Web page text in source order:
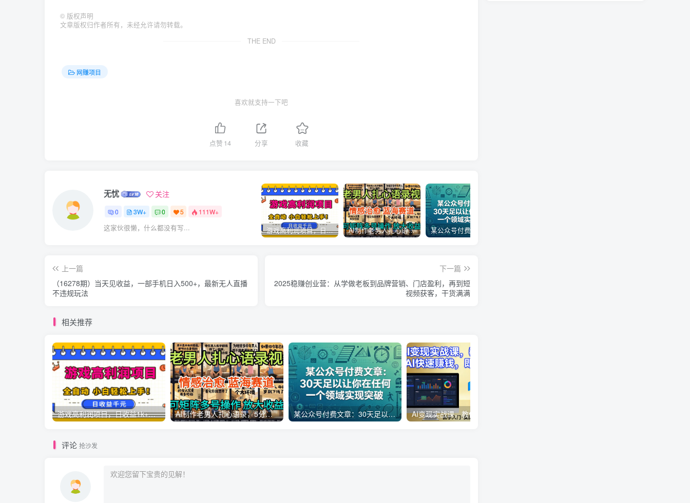
© 版权声明
文章版权归作者所有，未经允许请勿转载。
THE END
网赚项目
喜欢就支持一下吧
点赞 14 分享 收藏
无忧 关注
0 3W+ 0 5 111W+
这家伙很懒，什么都没有写... 游戏高利润项目，日收益1k+，全自动，无需值守，解放双手，小白轻松上手【揭秘】 AI制作老男人扎心语录，5分钟一条，操作简单，流量非常大，保姆级教程
上一篇
（16278期）当天见收益，一部手机日入500+，最新无人直播
不违规玩法
下一篇
2025稳赚创业营：从学做老板到品牌营销、门店盈利，再到短
视频获客，干货满满
相关推荐
游戏高利润项目，日收益1k+，全自动，无需值守，解放双手，小白轻松上手【揭秘】 AI制作老男人扎心语录，5分钟一条，操作简单，流量非常大，保姆级教程 某公众号付费文章：30天足以让你在任何一个领域实现突破
评论 抢沙发